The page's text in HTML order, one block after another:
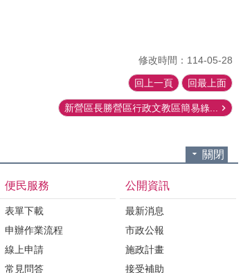
修改時間：114-05-28
回上一頁 回最上面
新營區長勝營區行政文教區簡易綠...
關閉
便民服務
表單下載
申辦作業流程
線上申請
常見問答
公開資訊
最新消息
市政公報
施政計畫
接受補助